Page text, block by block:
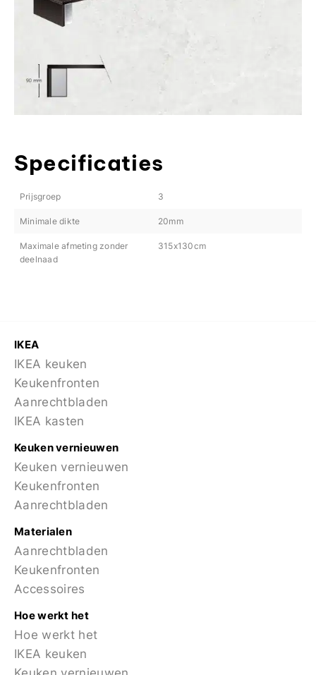
Specificaties
Prijsgroep 3
Minimale dikte 20mm
Maximale afmeting zonder
deelnaad
315x130cm
IKEA
IKEA keuken
Keukenfronten
Aanrechtbladen
IKEA kasten
Keuken vernieuwen
Keuken vernieuwen
Keukenfronten
Aanrechtbladen
Materialen
Aanrechtbladen
Keukenfronten
Accessoires
Hoe werkt het
Hoe werkt het
IKEA keuken